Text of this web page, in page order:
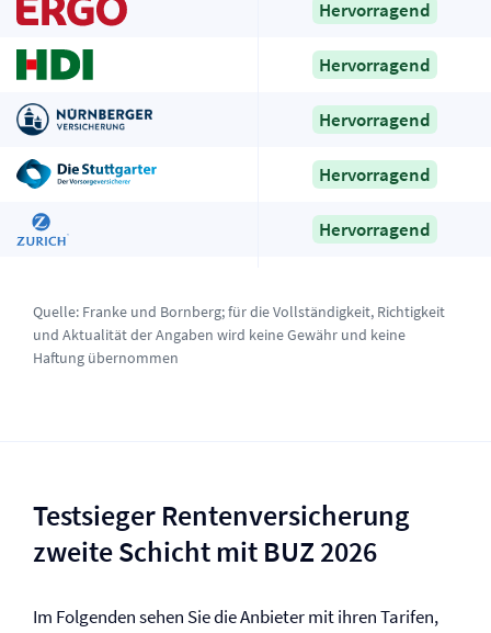
Hervorragend
Hervorragend
Hervorragend
Hervorragend
Hervorragend
Quelle: Franke und Bornberg; für die Vollständigkeit, Richtigkeit
und Aktualität der Angaben wird keine Gewähr und keine
Haftung übernommen
Testsieger Renten­versicherung
zweite Schicht mit BUZ 2026
Im Folgenden sehen Sie die Anbieter mit ihren Tarifen,